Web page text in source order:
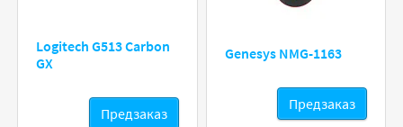
Logitech G513 Carbon
GX
Предзаказ
Genesys NMG-1163
Предзаказ